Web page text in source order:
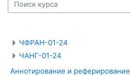
ЧФРАН-01-24
ЧАНГ-01-24
Аннотирование и реферирование